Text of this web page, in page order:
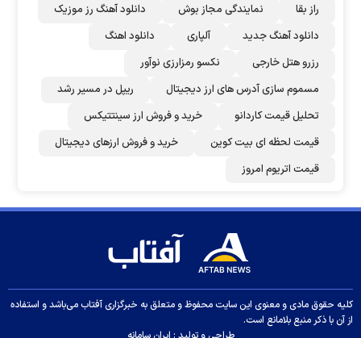
راز بقا
نمایندگی مجاز بوش
دانلود آهنگ رز‌ موزیک
دانلود آهنگ جدید
آلپاری
دانلود اهنگ
رزرو هتل خارجی
نکسو رمزارزی نوآور
مسموم سازی آدرس های ارز دیجیتال
ریپل در مسیر رشد
تحلیل قیمت کاردانو
خرید و فروش ارز سینتتیکس
قیمت لحظه ای بیت کوین
خرید و فروش ارزهای دیجیتال
قیمت اتریوم امروز
کلیه حقوق مادی و معنوی این سایت محفوظ و متعلق به خبرگزاری آفتاب می‌باشد و استفاده
از آن با ذکر منبع بلامانع است.